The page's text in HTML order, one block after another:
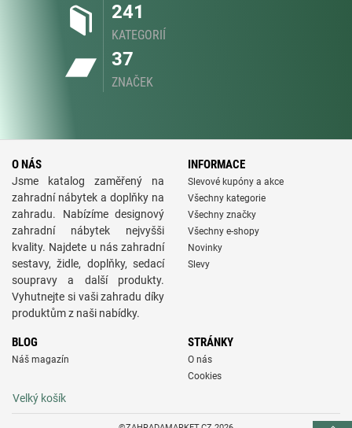
241
KATEGORIÍ
37
ZNAČEK
O NÁS
Jsme katalog zaměřený na
zahradní nábytek a doplňky na
zahradu. Nabízíme designový
zahradní nábytek nejvyšši
kvality. Najdete u nás zahradní
sestavy, židle, doplňky, sedací
soupravy a další produkty.
Vyhutnejte si vaši zahradu díky
produktům z naši nabídky.
INFORMACE
Slevové kupóny a akce
Všechny kategorie
Všechny značky
Všechny e-shopy
Novinky
Slevy
BLOG
Náš magazín
STRÁNKY
O nás
Cookies
Velký košík